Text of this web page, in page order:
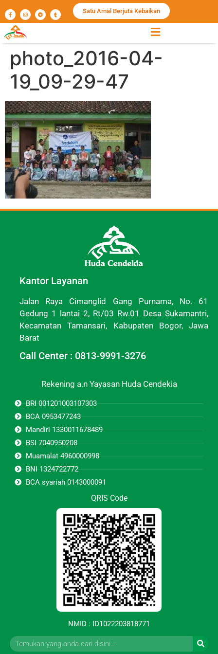
Satu Amal Berjuta Kebaikan
photo_2016-04-
19_09-29-47
Kantor Layanan
Jalan Raya Cimanglid Gang Purnama, No. 61
Gedung 1 lantai 2, Rt/03 Rw.01 Desa Sukamantri,
Kecamatan Tamansari, Kabupaten Bogor, Jawa
Barat
Call Center : 0813-9991-3276
Rekening a.n Yayasan Huda Cendekia
BRI 001201003107303
BCA 0953477243
Mandiri 1330011678489
BSI 7040950208
Muamalat 4960000998
BNI 1324722772
BCA syariah 0143000091
QRIS Code
NMID : ID1022203818771